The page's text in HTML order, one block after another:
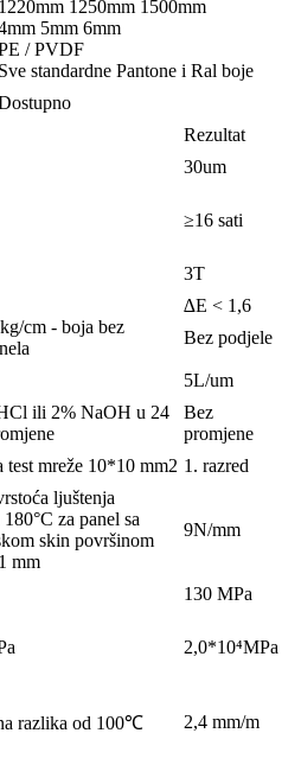
1220mm 1250mm 1500mm
5mm 6mm
/ PVDF
Sve standardne Pantone i Ral boje
Rezultat
30um
≥16 sati
3T
∆E < 1,6
cm - boja bez
Bez podjele
5L/um
ili 2% NaOH u 24
Bez
promjene
test mreže 10*10 mm2 1. razred
ljuštenja
za panel sa
skin površinom
mm
9N/mm
130 MPa
2,0*10⁴MPa
razlika od 100℃ 2,4 mm/m